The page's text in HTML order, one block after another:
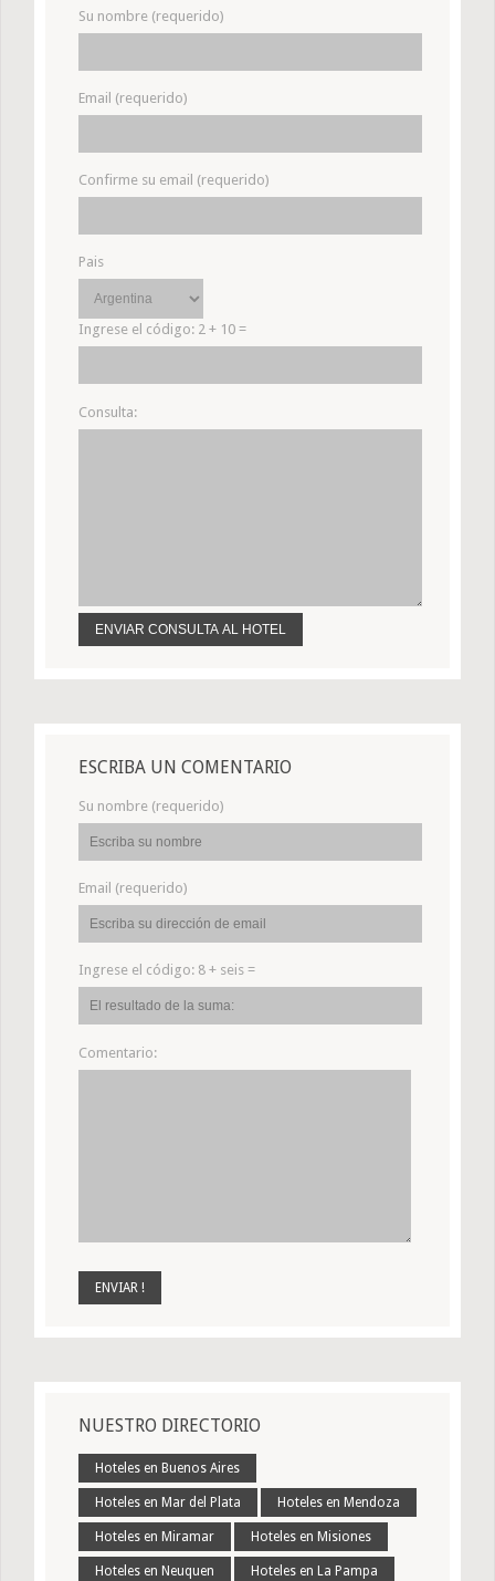
Su nombre (requerido)
Email (requerido)
Confirme su email (requerido)
Pais
Ingrese el código: 2 + 10 =
Consulta:
ESCRIBA UN COMENTARIO
Su nombre (requerido)
Email (requerido)
Ingrese el código: 8 + seis =
Comentario:
NUESTRO DIRECTORIO
Hoteles en Buenos Aires
Hoteles en Mar del Plata Hoteles en Mendoza
Hoteles en Miramar Hoteles en Misiones
Hoteles en Neuquen Hoteles en La Pampa